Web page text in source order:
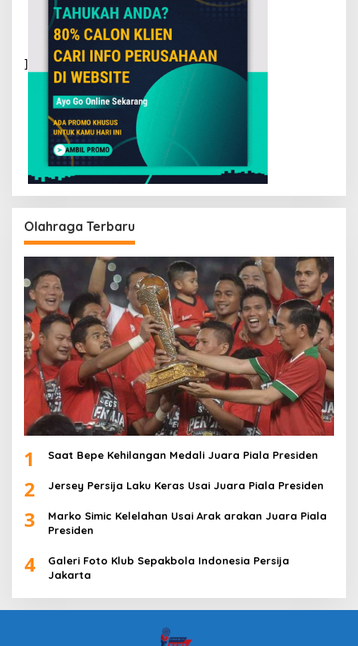
]
Olahraga Terbaru
1 Saat Bepe Kehilangan Medali Juara Piala Presiden
2 Jersey Persija Laku Keras Usai Juara Piala Presiden
3
Marko Simic Kelelahan Usai Arak arakan Juara Piala
Presiden
4
Galeri Foto Klub Sepakbola Indonesia Persija
Jakarta